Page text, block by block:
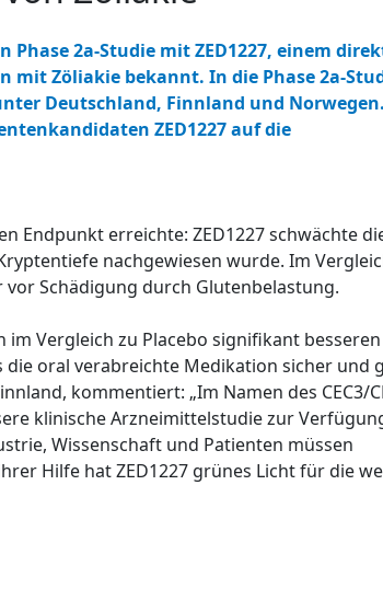
2a-Studie mit ZED1227, einem
mit Zöliakie bekannt. In die Phase 2a-
Deutschland, Finnland und
ZED1227 auf die
Endpunkt erreichte: ZED1227 schwächte
nachgewiesen wurde. Im
Schädigung durch Glutenbelastung.
Vergleich zu Placebo signifikant besseren
oral verabreichte Medikation sicher und
kommentiert: „Im Namen des CEC3/
klinische Arzneimittelstudie zur
Wissenschaft und Patienten müssen
Hilfe hat ZED1227 grünes Licht für die